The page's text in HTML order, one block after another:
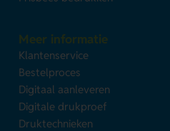
Meer informatie
Klantenservice
Bestelproces
Digitaal aanleveren
Digitale drukproef
Druktechnieken